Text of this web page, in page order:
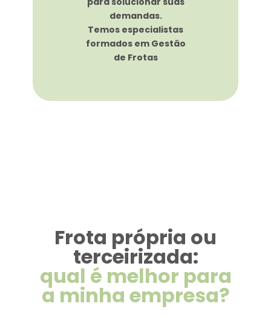
demandas.
Temos especialistas
formados em Gestão
de Frotas​
Frota própria ou
terceirizada:
qual é melhor para
a minha empresa?